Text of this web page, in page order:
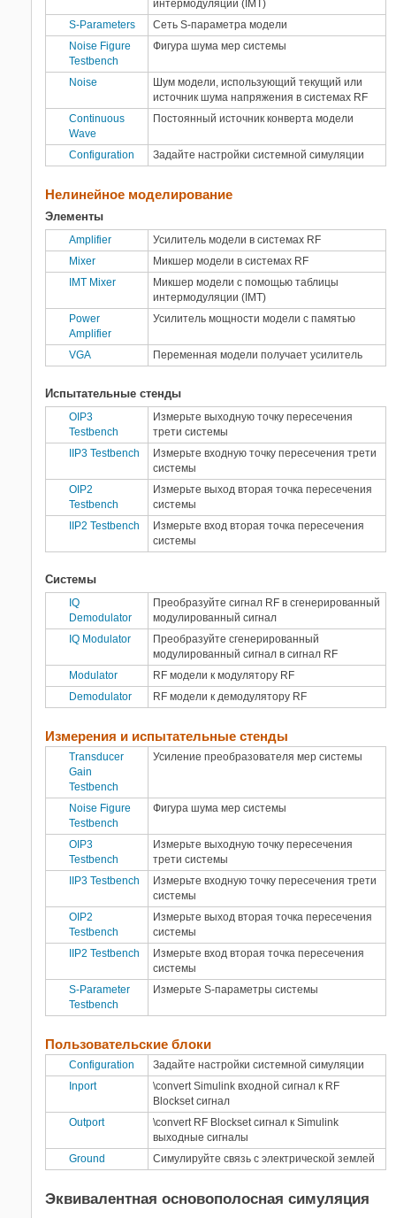
интермодуляции (IMT)
S-Parameters
Сеть S-параметра модели
Noise Figure
Testbench
Фигура шума мер системы
Noise
Шум модели, использующий текущий или
источник шума напряжения в системах RF
Continuous
Wave
Постоянный источник конверта модели
Configuration Задайте настройки системной симуляции
Нелинейное моделирование
Элементы
Amplifier
Усилитель модели в системах RF
Mixer
Микшер модели в системах RF
IMT Mixer
Микшер модели с помощью таблицы
интермодуляции (IMT)
Power
Amplifier
Усилитель мощности модели с памятью
VGA Переменная модели получает усилитель
Испытательные стенды
OIP3
Testbench
Измерьте выходную точку пересечения
трети системы
IIP3 Testbench
Измерьте входную точку пересечения трети
системы
OIP2
Testbench
Измерьте выход вторая точка пересечения
системы
IIP2 Testbench
Измерьте вход вторая точка пересечения
системы
Системы
IQ
Demodulator
Преобразуйте сигнал RF в сгенерированный
модулированный сигнал
IQ Modulator
Преобразуйте сгенерированный
модулированный сигнал в сигнал RF
Modulator
RF модели к модулятору RF
Demodulator
RF модели к демодулятору RF
Измерения и испытательные стенды
Transducer
Gain
Testbench
Усиление преобразователя мер системы
Noise Figure
Testbench
Фигура шума мер системы
OIP3
Testbench
Измерьте выходную точку пересечения
трети системы
IIP3 Testbench
Измерьте входную точку пересечения трети
системы
OIP2
Testbench
Измерьте выход вторая точка пересечения
системы
IIP2 Testbench
Измерьте вход вторая точка пересечения
системы
S-Parameter
Testbench
Измерьте S-параметры системы
Пользовательские блоки
Configuration
Задайте настройки системной симуляции
Inport
\convertSimulink входной сигнал к RF
Blocksetсигнал
Outport
\convert RF Blocksetсигнал к Simulink
выходные сигналы
Ground
Симулируйте связь с электрической землей
Эквивалентная основополосная симуляция